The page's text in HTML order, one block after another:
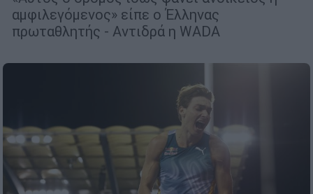
αμφιλεγόμενος» είπε ο Έλληνας
πρωταθλητής - Aντιδρά η WADA